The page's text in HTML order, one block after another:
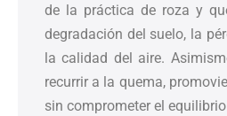
de la práctica de roza y
degradación del suelo, la
la calidad del aire.
recurrir a la quema,
sin comprometer el